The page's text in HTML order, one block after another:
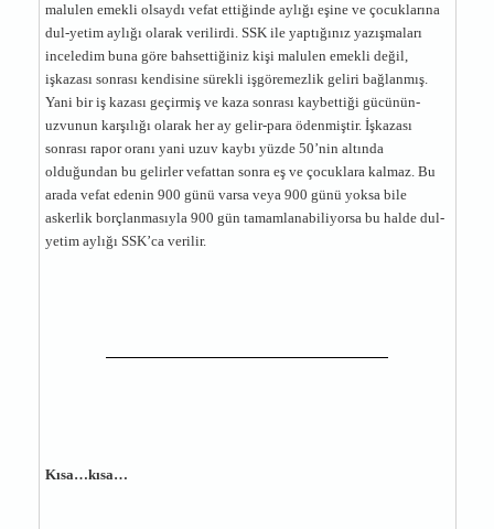
malulen emekli olsaydı vefat ettiğinde aylığı eşine ve çocuklarına
dul-yetim aylığı olarak verilirdi. SSK ile yaptığınız yazışmaları
inceledim buna göre bahsettiğiniz kişi malulen emekli değil,
işkazası sonrası kendisine sürekli işgöremezlik geliri bağlanmış.
Yani bir iş kazası geçirmiş ve kaza sonrası kaybettiği gücünün-
uzvunun karşılığı olarak her ay gelir-para ödenmiştir. İşkazası
sonrası rapor oranı yani uzuv kaybı yüzde 50’nin altında
olduğundan bu gelirler vefattan sonra eş ve çocuklara kalmaz. Bu
arada vefat edenin 900 günü varsa veya 900 günü yoksa bile
askerlik borçlanmasıyla 900 gün tamamlanabiliyorsa bu halde dul-
yetim aylığı SSK’ca verilir.
Kısa…kısa…